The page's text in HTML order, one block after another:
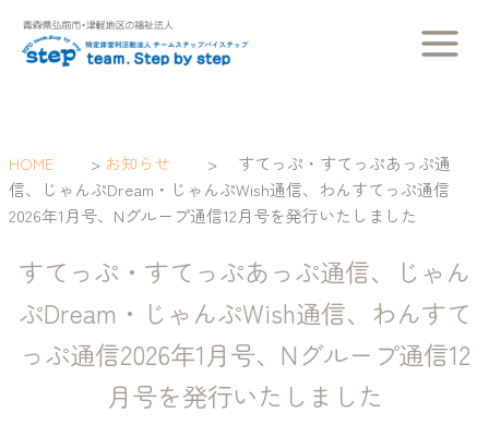
プHOME > お知らせ >
すてっぷ・すてっぷあっぷ通
信、じゃんぷDream・じゃんぷWish通信、わんすてっぷ通信
2026年1月号、Nグループ通信12月号を発行いたしました
すてっぷ・すてっぷあっぷ通信、じゃん
ぷDream・じゃんぷWish通信、わんすて
っぷ通信2026年1月号、Nグループ通信12
月号を発行いたしました